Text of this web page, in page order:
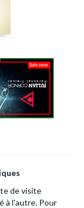
de visite
à l'autre. Pour